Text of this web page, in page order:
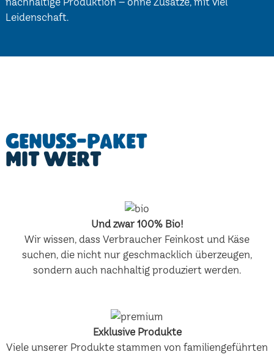
Leidenschaft.
Genuss-Paket
mit Wert
Und zwar 100% Bio!
Wir wissen, dass Verbraucher Feinkost und Käse
suchen, die nicht nur geschmacklich überzeugen,
sondern auch nachhaltig produziert werden.
Exklusive Produkte
Viele unserer Produkte stammen von familiengeführten